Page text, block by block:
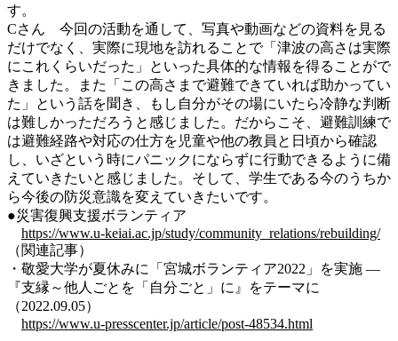
す。
Cさん 今回の活動を通して、写真や動画などの資料を見る
だけでなく、実際に現地を訪れることで「津波の高さは実際
にこれくらいだった」といった具体的な情報を得ることがで
きました。また「この高さまで避難できていれば助かってい
た」という話を聞き、もし自分がその場にいたら冷静な判断
は難しかっただろうと感じました。だからこそ、避難訓練で
は避難経路や対応の仕方を児童や他の教員と日頃から確認
し、いざという時にパニックにならずに行動できるように備
えていきたいと感じました。そして、学生である今のうちか
ら今後の防災意識を変えていきたいです。
●災害復興支援ボランティア
https://www.u-keiai.ac.jp/study/community_relations/rebuilding/
（関連記事）
・敬愛大学が夏休みに「宮城ボランティア2022」を実施 —
『支縁～他人ごとを「自分ごと」に』をテーマに
（2022.09.05）
https://www.u-presscenter.jp/article/post-48534.html